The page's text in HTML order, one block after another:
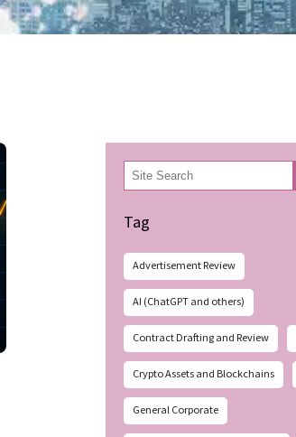
検
索
Tag
Advertisement Review
AI (ChatGPT and others)
Contract Drafting and Review
Crypto Assets and Blockchains
General Corporate